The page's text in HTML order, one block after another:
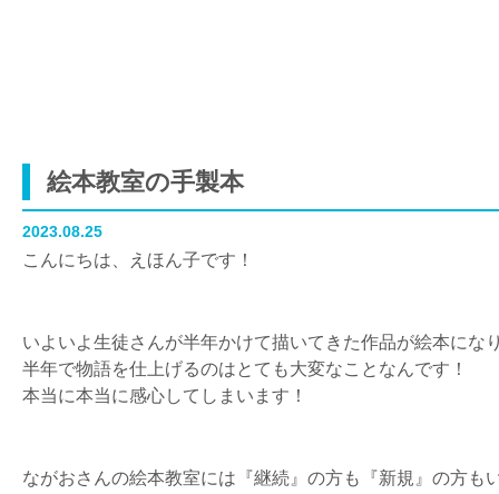
絵本教室の手製本
2023.08.25
こんにちは、えほん子です！
いよいよ生徒さんが半年かけて描いてきた作品が絵本にな
半年で物語を仕上げるのはとても大変なことなんです！
本当に本当に感心してしまいます！
ながおさんの絵本教室には『継続』の方も『新規』の方も